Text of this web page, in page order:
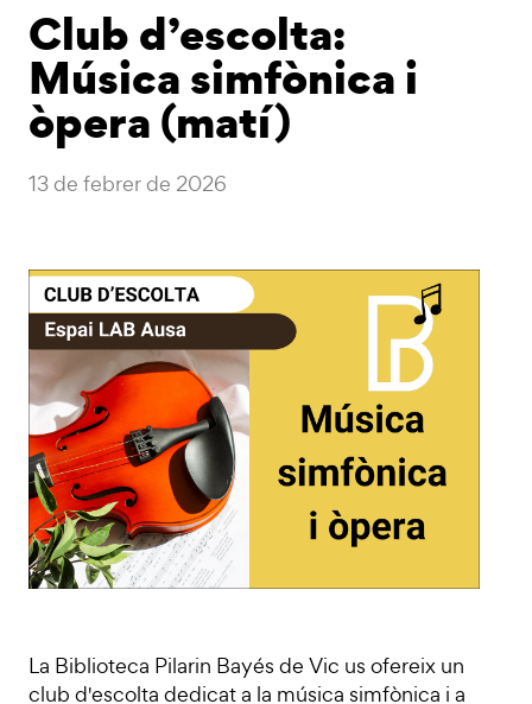
Club d’escolta:
Música simfònica i
òpera (matí)
13 de febrer de 2026
La Biblioteca Pilarin Bayés de Vic us ofereix un
club d'escolta dedicat a la música simfònica i a